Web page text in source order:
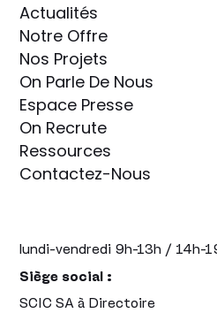
lundi-vendredi 9h-13h / 14h-
Siège social :
SCIC SA à Directoire
Actualités
Notre Offre
Nos Projets
On Parle De Nous
Espace Presse
On Recrute
Ressources
Contactez-Nous